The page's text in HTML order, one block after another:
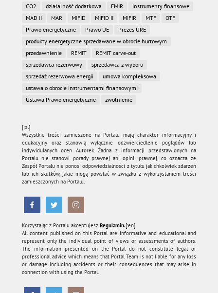
CO2 działalność dodatkowa EMIR
instrumenty finansowe
MAD II
MAR MIFID MIFID II MIFIR MTF
OTF
Prawo energetyczne
Prawo UE
Prezes URE
produkty energetyczne sprzedawane w obrocie hurtowym
przedawnienie
REMIT
REMIT carve-out
sprzedawca rezerwowy
sprzedawca z wyboru
sprzedaż rezerwowa energii
umowa kompleksowa
ustawa o obrocie instrumentami finansowymi
Ustawa Prawo energetyczne
zwolnienie
[:pl]
Wszystkie treści zamieszone na Portalu mają charakter informacyjny i
edukacyjny oraz stanowią wyłącznie odzwierciedlenie poglądów lub
indywidulanych ocen Autorek. Żadna z informacji przedstawionych na
Portalu nie stanowi porady prawnej ani opinii prawnej, co oznacza, że
Zespół Portalu nie ponosi odpowiedzialności z tytułu jakichkolwiek zdarzeń
lub ich skutków, jakie mogą powstać w związku z wykorzystaniem treści
zamieszczonych na Portalu.
Korzystając z Portalu akceptujesz Regulamin.[:en]
All content published on this Portal are informative and educational and
represent only the individual point of views or assessments of authors.
The information presented on the Portal do not constitute legal or
professional advice which means that Portal Team is not liable for any loss
or damage including accidents or their consequences that may arise in
connection with using the Portal.